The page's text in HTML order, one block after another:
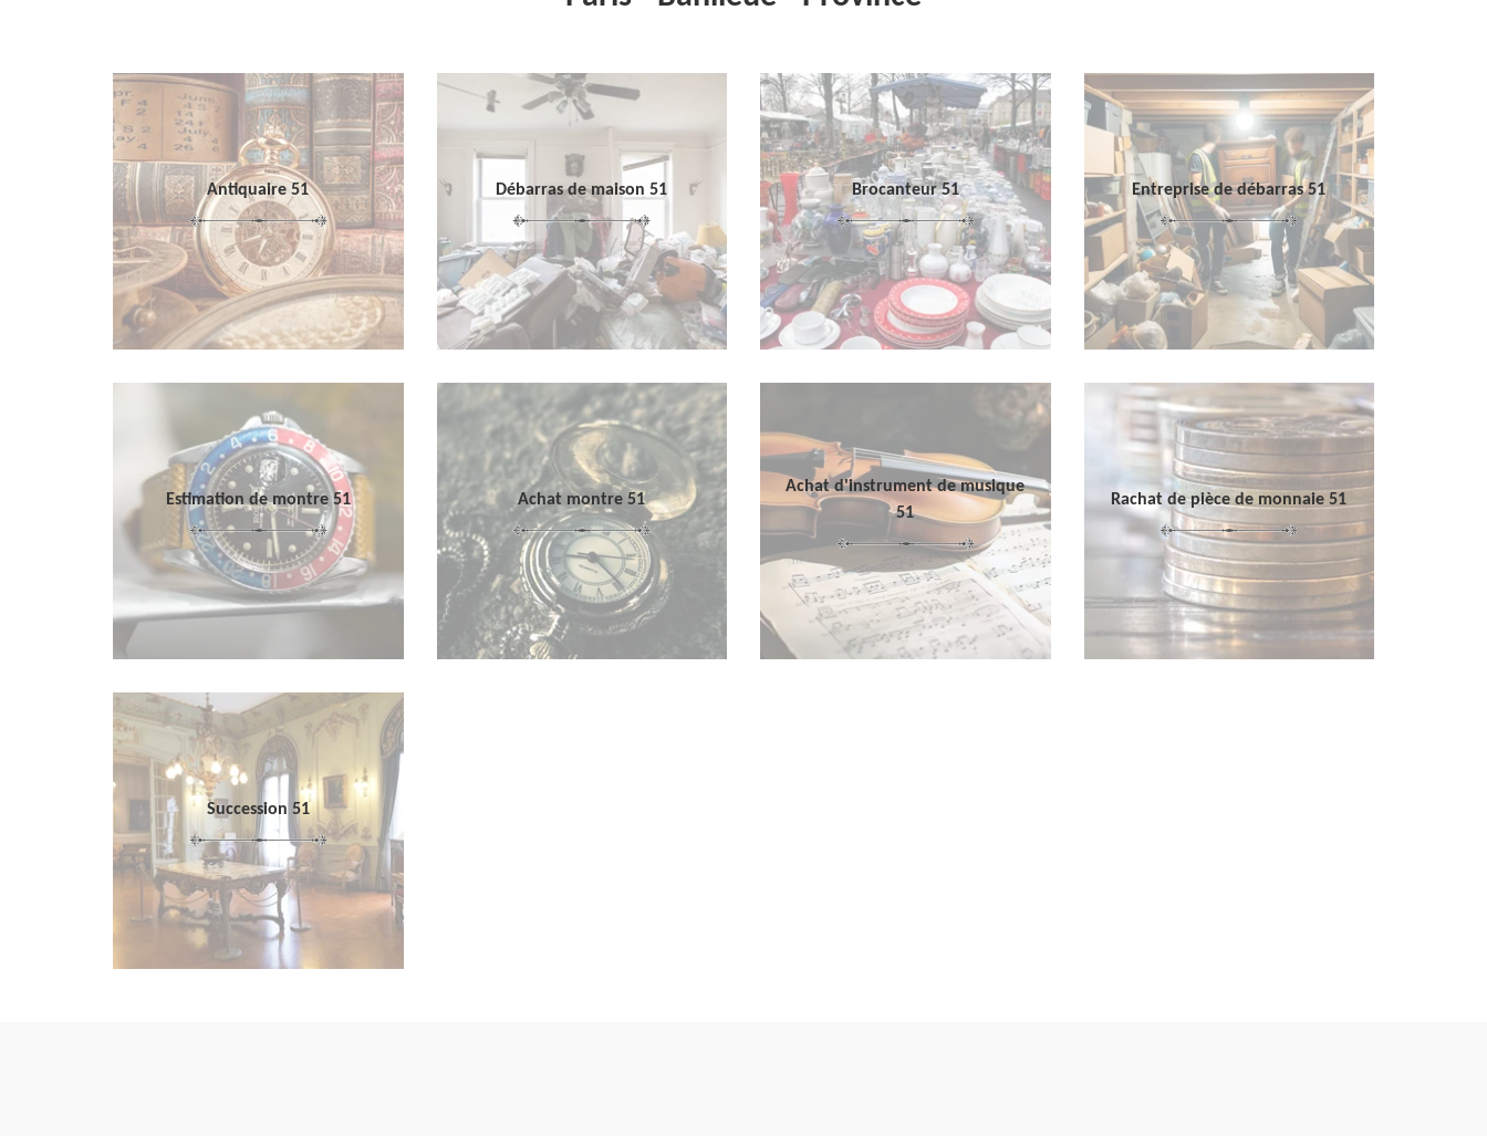
Antiquaire 51 Débarras de maison 51 Brocanteur 51 Entreprise de débarras 51
Estimation de montre 51 Achat montre 51
Achat d'instrument de musique
51
Rachat de pièce de monnaie 51
Succession 51